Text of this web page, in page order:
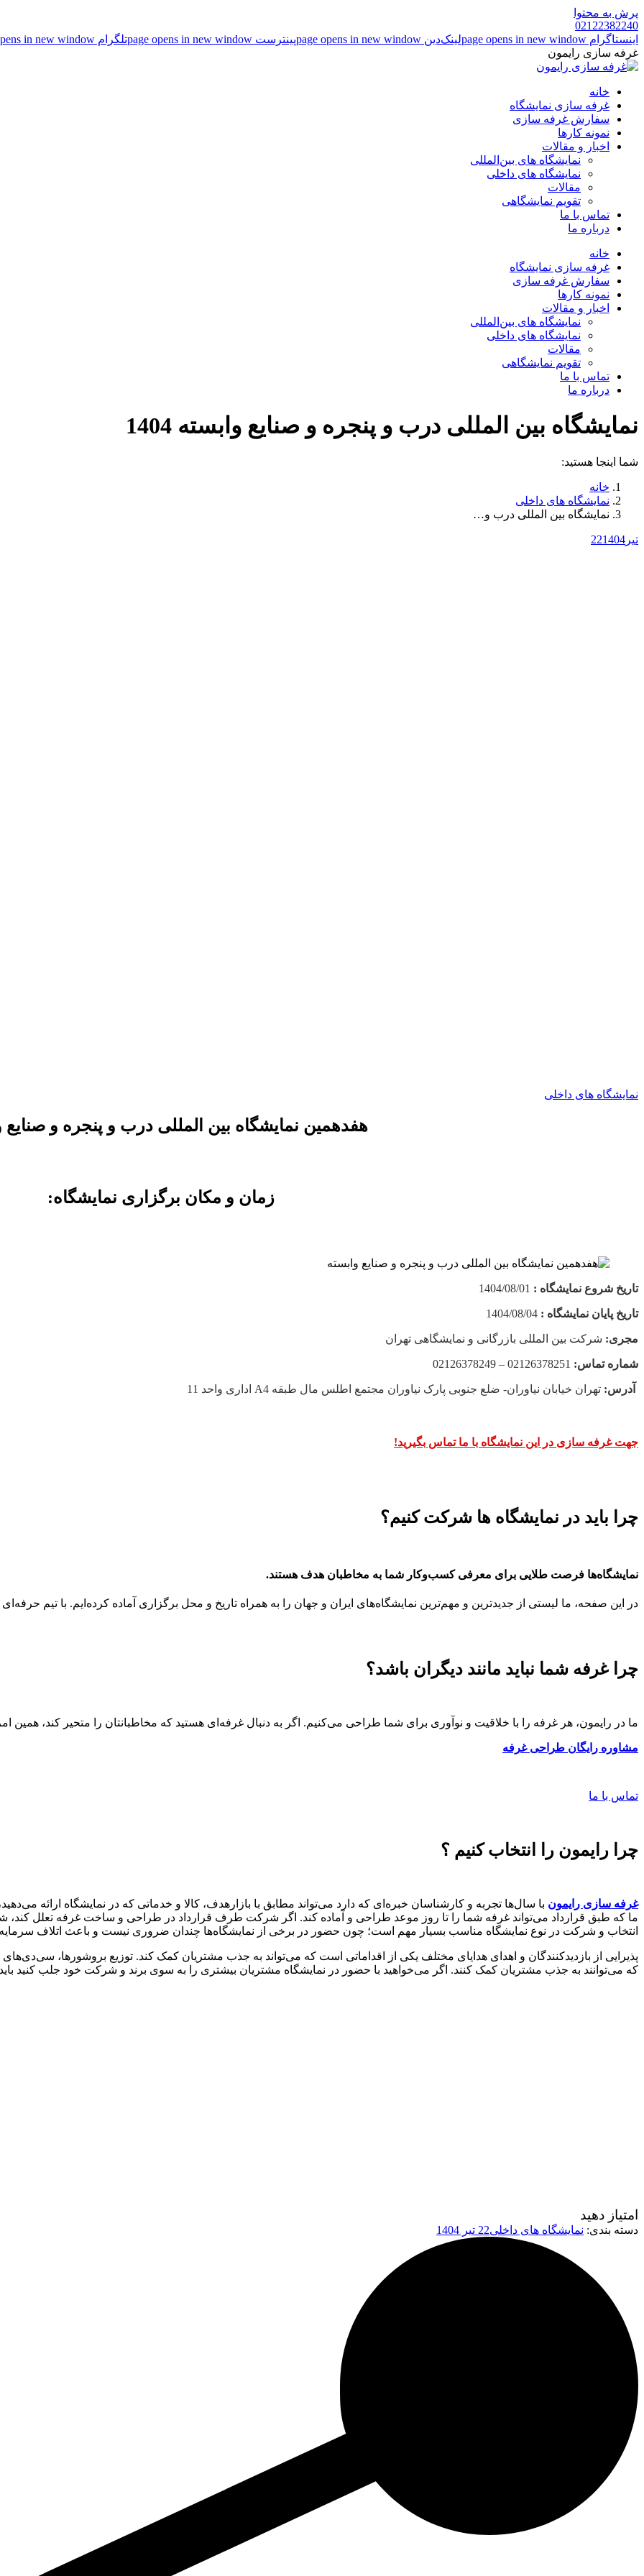
پرش به محتوا
02122382240
اینستاگرام page opens in new window
لینک‌دین page opens in new window پینترست page opens in new window تلگرام page opens in new window
غرفه سازی رایمون
خانه
غرفه سازی نمایشگاه
سفارش غرفه سازی
نمونه کارها
اخبار و مقالات
نمایشگاه های بین‌المللی
نمایشگاه های داخلی
مقالات
تقویم نمایشگاهی
تماس با ما
درباره ما
خانه
غرفه سازی نمایشگاه
سفارش غرفه سازی
نمونه کارها
اخبار و مقالات
نمایشگاه های بین‌المللی
نمایشگاه های داخلی
مقالات
تقویم نمایشگاهی
تماس با ما
درباره ما
نمایشگاه بین المللی درب و پنجره و صنایع وابسته 1404
شما اینجا هستید:
خانه
نمایشگاه های داخلی
نمایشگاه بین المللی درب و…
تیر 221404
نمایشگاه های داخلی
هفدهمین نمایشگاه بین المللی درب و پنجره و صنایع
زمان و مکان برگزاری نمایشگاه:
تاریخ شروع نمایشگاه : 1404/08/01
تاریخ پایان نمایشگاه :
مجری: شرکت بین المللی بازرگانی و نمایشگاهی تهران
شماره تماس: 02126378251 – 02126378249
آدرس: تهران خیابان نیاوران- ضلع جنوبی پارک نیاوران مجتمع اطلس مال طبقه A4 اداری واحد 11
جهت غرفه سازی در این نمایشگاه با ما تماس بگیرید!
چرا باید در نمایشگاه ها شرکت کنیم؟
نمایشگاه‌ها فرصت طلایی برای معرفی کسب‌وکار شما به مخاطبان هدف هستند.
در این صفحه، ما لیستی از جدیدترین و مهم‌ترین نمایشگاه‌های ایران و جهان را به همراه تاریخ و محل برگزاری آماده کرده‌ایم. با تیم حرفه‌ای
چرا غرفه شما نباید مانند دیگران باشد؟
ما در رایمون، هر غرفه را با خلاقیت و نوآوری برای شما طراحی می‌کنیم. اگر به دنبال غرفه‌ای هستید که مخاطبانتان را متحیر کند، همین
مشاوره رایگان طراحی غرفه
تماس با ما
چرا رایمون را انتخاب کنیم ؟
غرفه سازی رایمون با سال‌ها تجربه و کارشناسان خبره‌ای که دارد می‌تواند مطابق با بازارهدف، کالا و خدماتی که در نمایشگاه ارائه
ما که طبق قرارداد می‌تواند غرفه شما را تا روز موعد طراحی و آماده کند. اگر شرکت طرف قرارداد در طراحی و ساخت غرفه تعلل کند،
انتخاب و شرکت در نوع نمایشگاه مناسب بسیار مهم است؛ چون حضور در برخی از نمایشگاه‌ها چندان ضروری نیست و باعث اتلاف
پذیرایی از بازدید‌کنندگان و اهدای هدایای مختلف یکی از اقداماتی است که می‌تواند به جذب مشتریان کمک کند. توزیع بروشورها،
که می‌توانند به جذب مشتریان کمک کنند. اگر می‌خواهید با حضور در نمایشگاه مشتریان بیشتری را به سوی برند و شرکت خود جلب کنید
امتیاز دهید
دسته بندی: نمایشگاه های داخلی22 تیر 1404